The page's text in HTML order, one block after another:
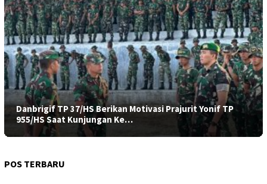
Danbrigif TP 37/HS Berikan Motivasi Prajurit Yonif TP
955/HS Saat Kunjungan Ke…
POS TERBARU